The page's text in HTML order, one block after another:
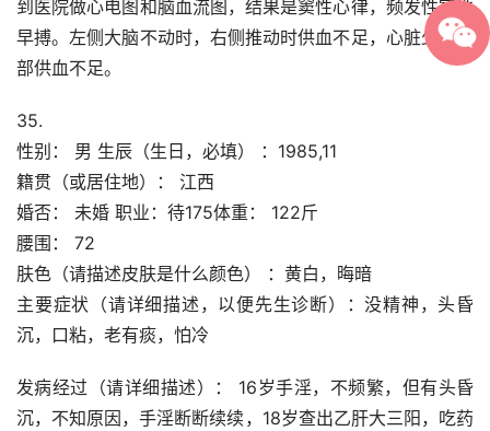
到医院做心电图和脑血流图，结果是窦性心律，频发性室性
早搏。左侧大脑不动时，右侧推动时供血不足，心脏少血脑
部供血不足。
35.
性别： 男 生辰（生日，必填） ：1985,11
籍贯（或居住地）： 江西
婚否： 未婚 职业：待175体重： 122斤
腰围： 72
肤色（请描述皮肤是什么颜色） ：黄白，晦暗
主要症状（请详细描述，以便先生诊断）：没精神，头昏
沉，口粘，老有痰，怕冷
发病经过（请详细描述）： 16岁手淫，不频繁，但有头昏
沉，不知原因，手淫断断续续，18岁查出乙肝大三阳，吃药